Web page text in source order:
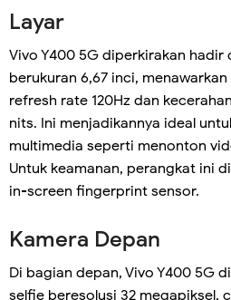
Layar
Vivo Y400 5G diperkirakan hadir
berukuran 6,67 inci,
refresh rate 120Hz dan
nits. Ini menjadikannya ideal
multimedia seperti menonton
Untuk keamanan, perangkat ini
in-screen fingerprint sensor.
Kamera Depan
Di bagian depan, Vivo Y400 5G
selfie beresolusi 32 megapiksel,